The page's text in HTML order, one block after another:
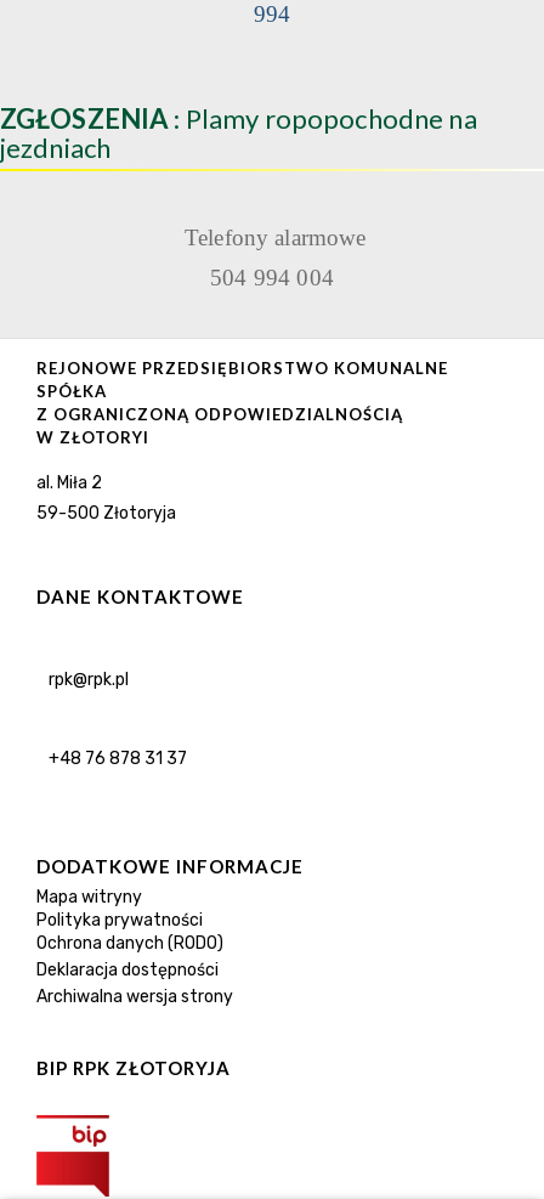
994
ZGŁOSZENIA : Plamy ropopochodne na
jezdniach
Telefony alarmowe
504 994 004
REJONOWE PRZEDSIĘBIORSTWO KOMUNALNE
SPÓŁKA
Z OGRANICZONĄ ODPOWIEDZIALNOŚCIĄ
W ZŁOTORYI
al. Miła 2
59-500 Złotoryja
DANE KONTAKTOWE
rpk@rpk.pl
+48 76 878 31 37
DODATKOWE INFORMACJE
Mapa witryny
Polityka prywatności
Ochrona danych (RODO)
Deklaracja dostępności
Archiwalna wersja strony
BIP RPK ZŁOTORYJA